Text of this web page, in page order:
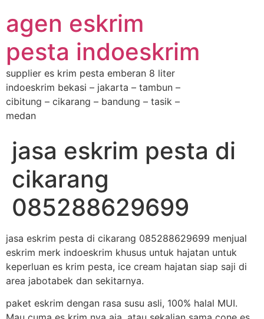
agen eskrim
pesta indoeskrim
supplier es krim pesta emberan 8 liter
indoeskrim bekasi – jakarta – tambun –
cibitung – cikarang – bandung – tasik –
medan
jasa eskrim pesta di
cikarang
085288629699
jasa eskrim pesta di cikarang 085288629699 menjual
eskrim merk indoeskrim khusus untuk hajatan untuk
keperluan es krim pesta, ice cream hajatan siap saji di
area jabotabek dan sekitarnya.
paket eskrim dengan rasa susu asli, 100% halal MUI.